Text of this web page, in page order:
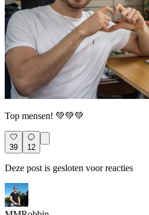
Top mensen! 💚💚💚
39 12
Deze post is gesloten voor reacties